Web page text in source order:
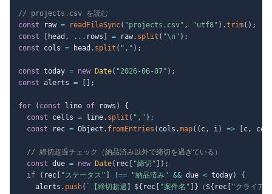
// projects.csv を読む
const raw = readFileSync( "projects.csv" , "utf8" ) .trim( ) ;
const
head , ... rows = raw. split ( "\n" ) ;
const cols = head . split ( "," ) ;
const today = new Date( "2026-06-07" ) ;
const alerts = ;
for ( const line of rows )
{
const cells = line. split ( "," ) ;
const rec = Object . fromEntries ( cols .map( ( c, i) => c,
// 締切超過チェック（納品済み以外で締切を過ぎている）
const due = new Date( rec "締切" ) ;
if
( rec "ステータス" !== "納品済み" && due < today)
{
    alerts
. push( ` 【締切超過】 ${ rec "案件名" } （ ${ rec
"クライア